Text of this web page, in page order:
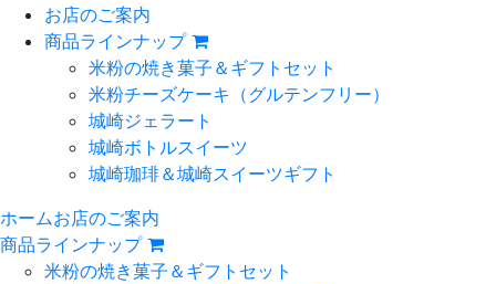
お店のご案内
商品ラインナップ
米粉の焼き菓子＆ギフトセット
米粉チーズケーキ （グルテンフリー）
城崎ジェラート
城崎ボトルスイーツ
城崎珈琲＆城崎スイーツギフト
ホームお店のご案内
商品ラインナップ
米粉の焼き菓子＆ギフトセット